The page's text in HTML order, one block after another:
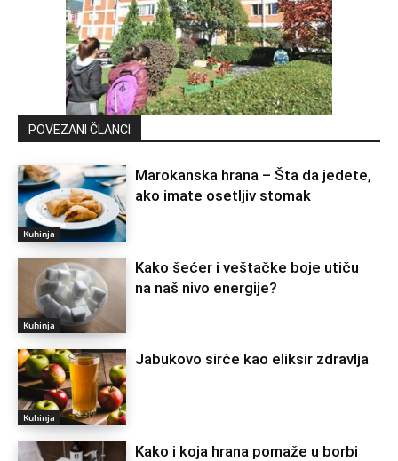
POVEZANI ČLANCI
Kuhinja
Marokanska hrana – Šta da jedete,
ako imate osetljiv stomak
Kuhinja
Kako šećer i veštačke boje utiču
na naš nivo energije?
Kuhinja
Jabukovo sirće kao eliksir zdravlja
Kako i koja hrana pomaže u borbi